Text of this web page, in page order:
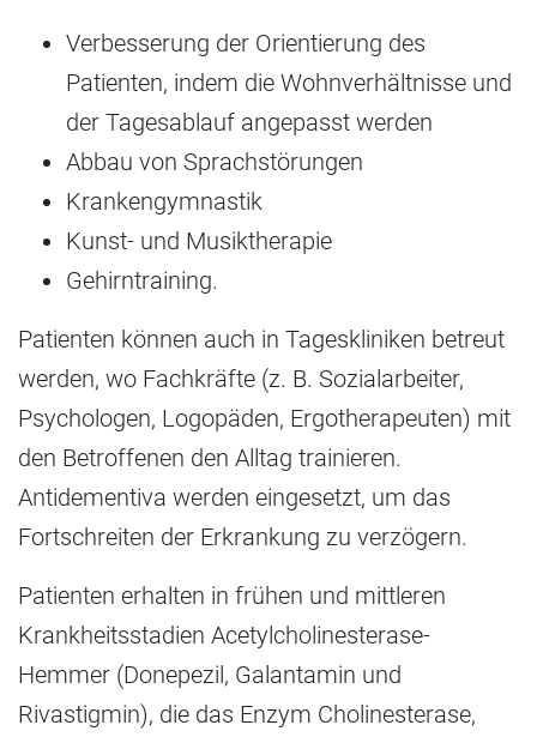
Verbesserung der Orientierung des
Patienten, indem die Wohnverhältnisse und
der Tagesablauf angepasst werden
Abbau von Sprachstörungen
Krankengymnastik
Kunst- und Musiktherapie
Gehirntraining.
Patienten können auch in Tageskliniken betreut
werden, wo Fachkräfte (z. B. Sozialarbeiter,
Psychologen, Logopäden, Ergotherapeuten) mit
den Betroffenen den Alltag trainieren.
Antidementiva werden eingesetzt, um das
Fortschreiten der Erkrankung zu verzögern.
Patienten erhalten in frühen und mittleren
Krankheitsstadien Acetylcholinesterase-
Hemmer (Donepezil, Galantamin und
Rivastigmin), die das Enzym Cholinesterase,